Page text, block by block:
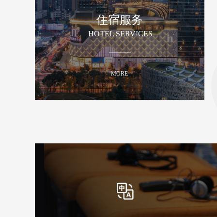
住宿服务
HOTEL SERVICES
MORE